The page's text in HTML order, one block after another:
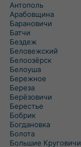
Антополь
Арабовщина
Барановичи
Батчи
Бездеж
Беловежский
Белоозёрск
Белоуша
Бережное
Береза
Берёзовичи
Берестье
Бобрик
Богдановка
Болота
Большие Круговичи